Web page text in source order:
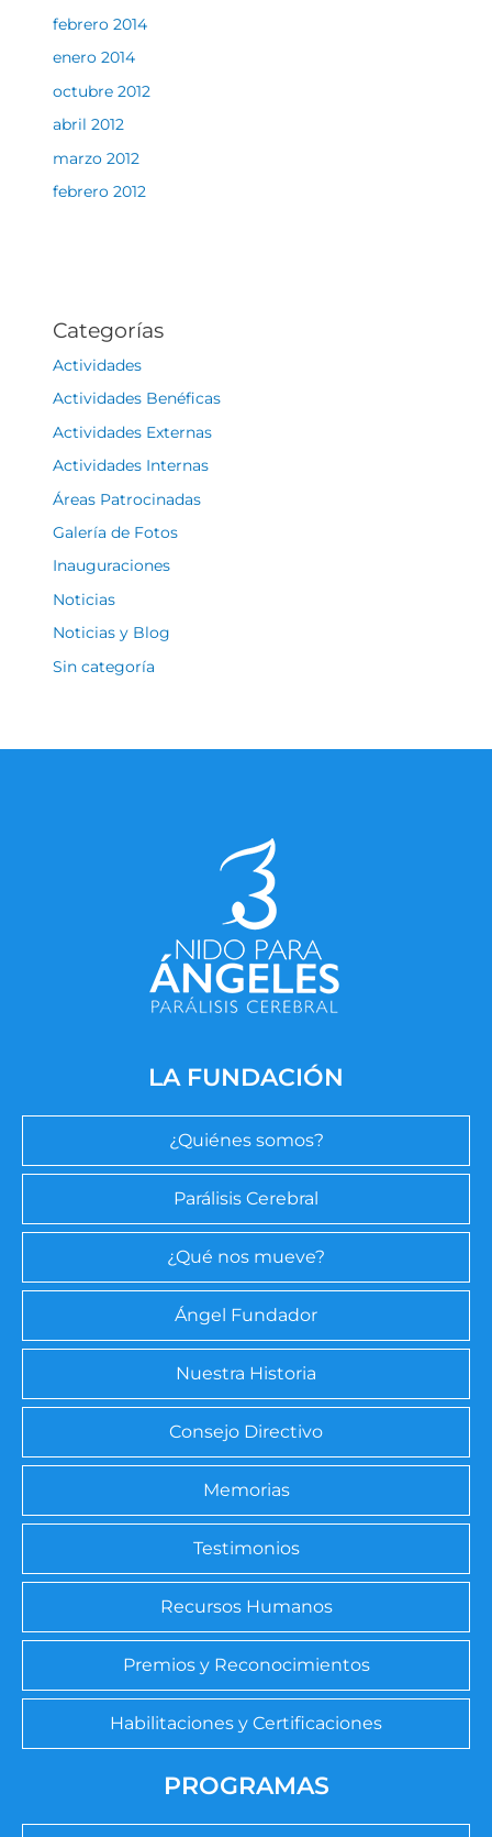
febrero 2014
enero 2014
octubre 2012
abril 2012
marzo 2012
febrero 2012
Categorías
Actividades
Actividades Benéficas
Actividades Externas
Actividades Internas
Áreas Patrocinadas
Galería de Fotos
Inauguraciones
Noticias
Noticias y Blog
Sin categoría
LA FUNDACIÓN
¿Quiénes somos?
Parálisis Cerebral
¿Qué nos mueve?
Ángel Fundador
Nuestra Historia
Consejo Directivo
Memorias
Testimonios
Recursos Humanos
Premios y Reconocimientos
Habilitaciones y Certificaciones
PROGRAMAS